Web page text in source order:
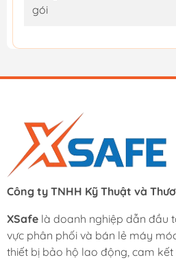
gói
Công ty TNHH Kỹ Thuật và
XSafe là doanh nghiệp dẫn đầu
vực phân phối và bán lẻ máy
thiết bị bảo hộ lao động, cam kết